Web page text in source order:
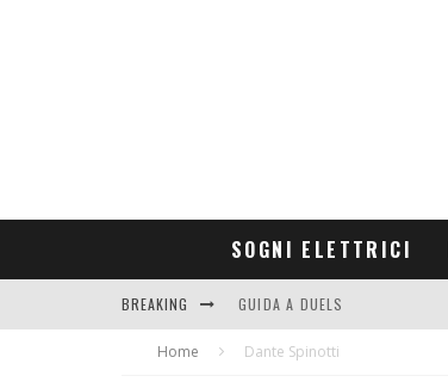
SOGNI ELETTRICI
BREAKING GUIDA A DUELS
CONTRIBUTORS
Home Dante Spinotti